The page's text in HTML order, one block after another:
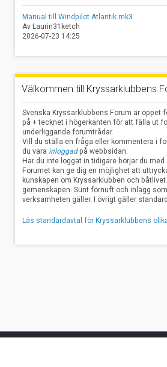
Manual till Windpilot Atlantik mk3
Av Laurin31ketch
2026-07-23 14:25
Välkommen till Kryssarklubbens
Svenska Kryssarklubbens Forum är öppet
på + tecknet i högerkanten för att fälla ut
underliggande forumtrådar.
Vill du ställa en fråga eller kommentera i
du vara inloggadpå webbsidan.
Har du inte loggat in tidigare börjar du med
Forumet kan ge dig en möjlighet att
kunskapen om Kryssarklubben och
gemenskapen. Sunt förnuft och inlägg
verksamheten gäller. I övrigt gäller
Läs standardavtal för Kryssarklubbens